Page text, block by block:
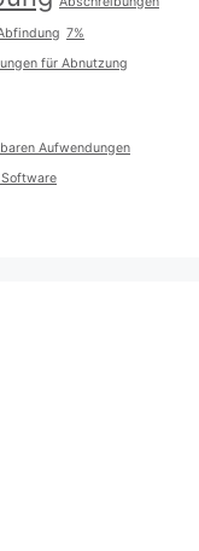
7%
für Abnutzung
Aufwendungen